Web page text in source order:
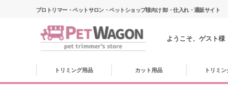
プロトリマー・ペットサロン・ペットショップ様向け 卸・仕入れ・通販サイト
ようこそ、ゲスト様
トリミング用品 カット用品 トリミ